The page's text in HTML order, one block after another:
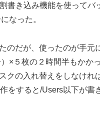
書き込み機能を使って
なった。
のだが、使ったのが手元
×５枚の２時間半もかか
クの入れ替えをしなけ
をすると/Users以下が